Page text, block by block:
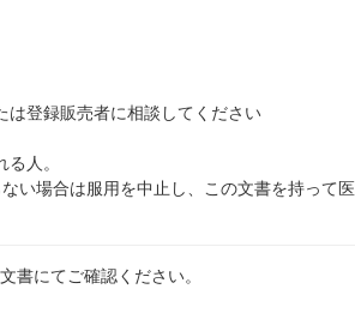
は登録販売者に相談してください
人。
い場合は服用を中止し、この文書を持って
書にてご確認ください。